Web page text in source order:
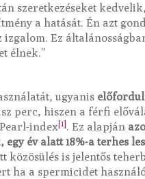
szeretkezéseket
a hatását. Én azt
Ez
élnek.”
ugyanis
perc, hiszen a férfi
index[1]. Ez alapján
év alatt 18%-a terhes
közösülés is jelentős
ha a spermicidet